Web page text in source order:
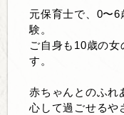
元保育士で、0〜
験。
ご自身も10歳の
す。
赤ちゃんとのふれ
心して過ごせるや